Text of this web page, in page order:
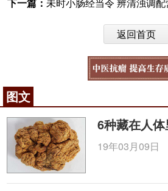
返回首页
图文
6种藏在人
19年03月09日